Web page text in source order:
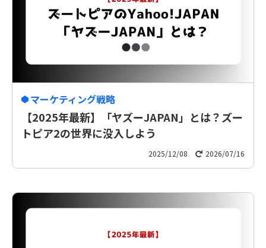
マーケティング戦略
【2025年最新】「ヤズーJAPAN」とは？ズー
トピア2の世界に没入しよう
2025/12/08 2026/07/16